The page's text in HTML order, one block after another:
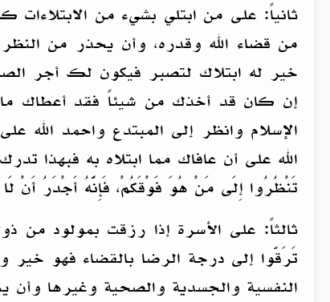
ثانياً: على من ابتلي بشيء من
من قضاء الله وقدره، وأن يحذر من
خير له ابتلاك لتصبر فيكون لك أجر
إن كان قد أخذك من شيئاً فقد أعطاك
الإسلام وانظر إلى المبتدع واحمد
الله على أن عافاك مما ابتلاه به فبهذا
تَنْظُرُوا إِلَى مَنْ هُوَ فَوْقَكُمْ، فَإِنَّهُ أَجْدَرُ أَنْ
ثالثاً: على الأسرة إذا رزقت بمولود من
تَرَقّوا إلى درجة الرضا بالقضاء فهو
النفسية والجسدية والصحية وغيرها وأن